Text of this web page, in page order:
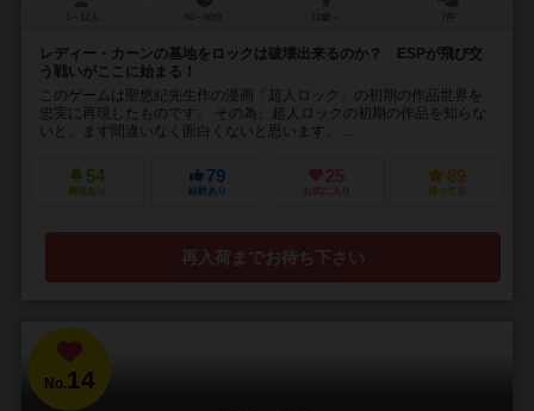
レディー・カーンの基地をロックは破壊出来るのか？ ESPが飛び交
う戦いがここに始まる！
このゲームは聖悠紀先生作の漫画「超人ロック」の初期の作品世界を
忠実に再現したものです。 その為、超人ロックの初期の作品を知らな
いと、まず間違いなく面白くないと思います。 ...
54
興味あり
79
経験あり
25
お気に入り
89
持ってる
再入荷までお待ち下さい
No.14